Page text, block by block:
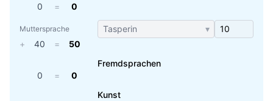
0
= 0
Muttersprache
▾
+
40 =
50
Fremdsprachen
0
=
0
Kunst